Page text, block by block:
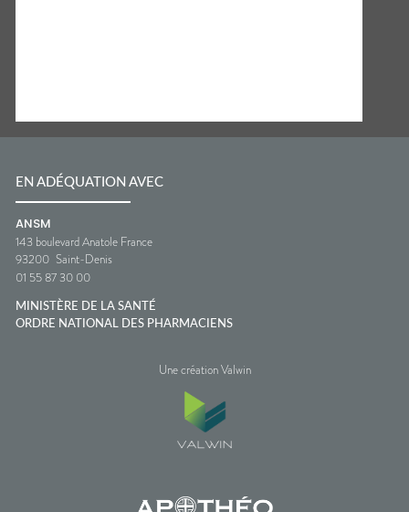
EN ADÉQUATION AVEC
ANSM
143 boulevard Anatole France
93200 Saint-Denis
01 55 87 30 00
MINISTÈRE DE LA SANTÉ
ORDRE NATIONAL DES PHARMACIENS
Une création Valwin